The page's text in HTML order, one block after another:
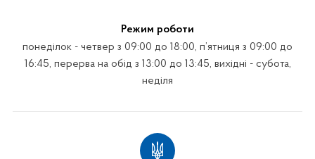
Режим роботи
понеділок - четвер з 09:00 до 18:00, п’ятниця з 09:00 до
16:45, перерва на обід з 13:00 до 13:45, вихідні - субота,
неділя